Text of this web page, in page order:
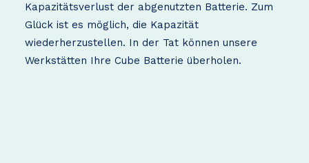
Kapazitätsverlust der abgenutzten Batterie. Zum
Glück ist es möglich, die Kapazität
wiederherzustellen. In der Tat können unsere
Werkstätten Ihre Cube Batterie überholen.